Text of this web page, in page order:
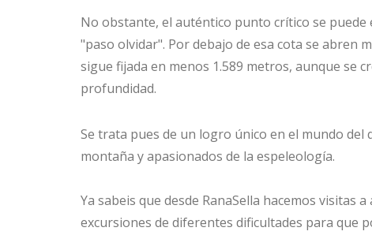
No obstante, el auténtico punto crítico se
"paso olvidar". Por debajo de esa cota se abren
sigue fijada en menos 1.589 metros, aunque se
profundidad.
Se trata pues de un logro único en el mundo
montaña y apasionados de la espeleología.
Ya sabeis que desde RanaSella hacemos visitas
excursiones de diferentes dificultades para que